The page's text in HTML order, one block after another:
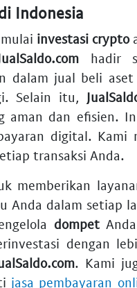
Indonesia
investasi crypto
hadir
dalam jual beli
Selain itu,
aman dan efisien.
digital. Kami
transaksi Anda.
memberikan
Anda dalam setiap
dompet
dengan
. Kami
jasa pembayaran